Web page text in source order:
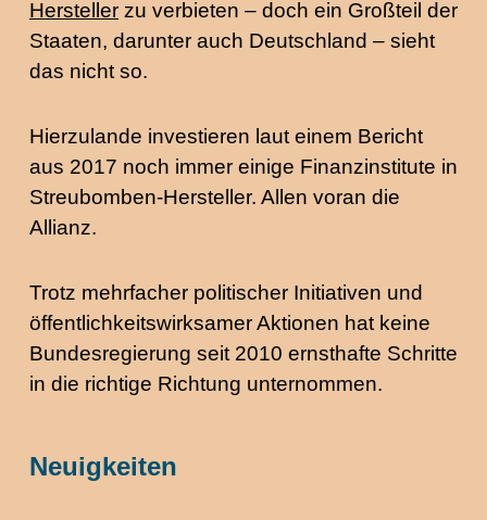
Hersteller zu verbieten – doch ein Großteil der
Staaten, darunter auch Deutschland – sieht
das nicht so.
Hierzulande investieren laut einem Bericht
aus 2017 noch immer einige Finanzinstitute in
Streubomben-Hersteller. Allen voran die
Allianz.
Trotz mehrfacher politischer Initiativen und
öffentlichkeitswirksamer Aktionen hat keine
Bundesregierung seit 2010 ernsthafte Schritte
in die richtige Richtung unternommen.
Neuigkeiten